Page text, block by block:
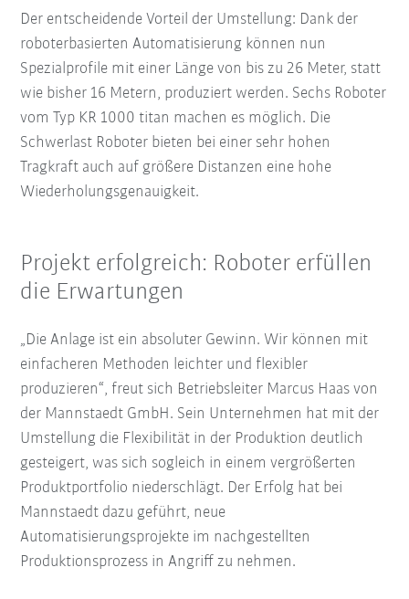
Der entscheidende Vorteil der Umstellung: Dank der
roboterbasierten Automatisierung können nun
Spezialprofile mit einer Länge von bis zu 26 Meter, statt
wie bisher 16 Metern, produziert werden. Sechs Roboter
vom Typ KR 1000 titan machen es möglich. Die
Schwerlast Roboter bieten bei einer sehr hohen
Tragkraft auch auf größere Distanzen eine hohe
Wiederholungsgenauigkeit.
Projekt erfolgreich: Roboter erfüllen
die Erwartungen
„Die Anlage ist ein absoluter Gewinn. Wir können mit
einfacheren Methoden leichter und flexibler
produzieren“, freut sich Betriebsleiter Marcus Haas von
der Mannstaedt GmbH. Sein Unternehmen hat mit der
Umstellung die Flexibilität in der Produktion deutlich
gesteigert, was sich sogleich in einem vergrößerten
Produktportfolio niederschlägt. Der Erfolg hat bei
Mannstaedt dazu geführt, neue
Automatisierungsprojekte im nachgestellten
Produktionsprozess in Angriff zu nehmen.